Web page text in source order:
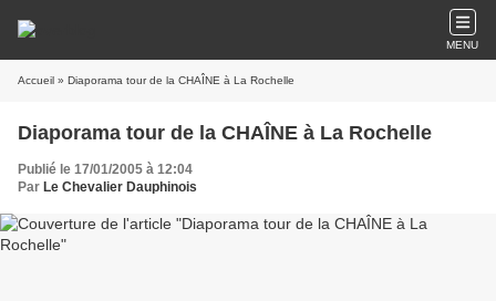
MENU
Accueil » Diaporama tour de la CHAÎNE à La Rochelle
Diaporama tour de la CHAÎNE à La Rochelle
Publié le 17/01/2005 à 12:04
Par Le Chevalier Dauphinois